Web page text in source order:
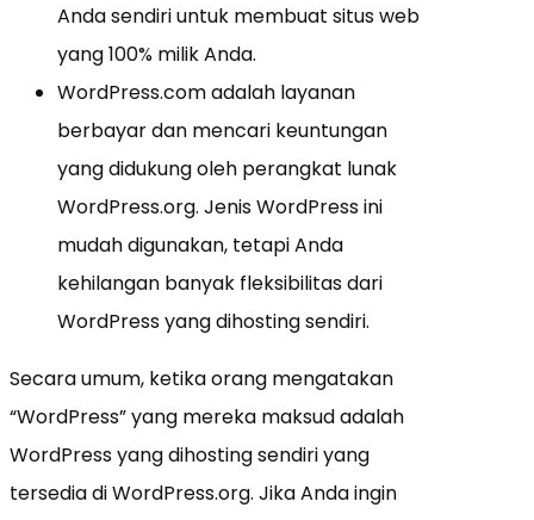
Anda sendiri untuk membuat situs web
yang 100% milik Anda.
WordPress.com adalah layanan
berbayar dan mencari keuntungan
yang didukung oleh perangkat lunak
WordPress.org. Jenis WordPress ini
mudah digunakan, tetapi Anda
kehilangan banyak fleksibilitas dari
WordPress yang dihosting sendiri.
Secara umum, ketika orang mengatakan
“WordPress” yang mereka maksud adalah
WordPress yang dihosting sendiri yang
tersedia di WordPress.org. Jika Anda ingin